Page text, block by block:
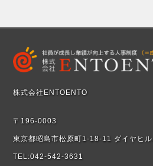
株式会社ENTOENTO
〒196-0003
東京都昭島市松原町1-18-11 ダイヤヒ
TEL:042-542-3631